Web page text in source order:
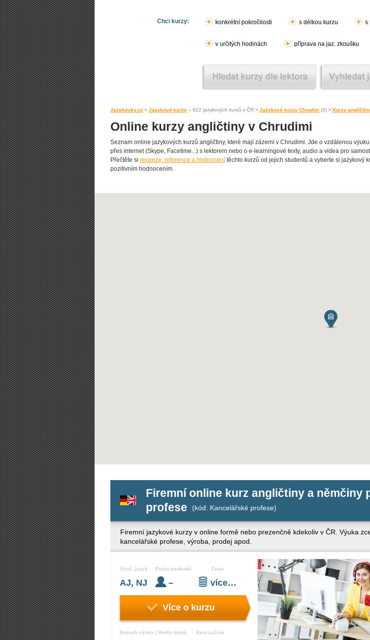
Chci kurzy: konkrétní pokročilosti s délkou kurzu s
v určitých hodinách příprava na jaz. zkoušku
Jazykovky.cz > Jazykové kurzy – 622 jazykových kurzů v ČR > Jazykové kurzy Chrudim (3) > Kurzy
Online kurzy angličtiny v Chrudimi
Seznam online jazykových kurzů angličtiny, které mají zázemí v Chrudimi. Jde o vzdálenou
přes internet (Skype, Facetime...) s lektorem nebo o e-learningové texty, audio a videa pro
Přečtěte si recenze, reference a hodnocení těchto kurzů od jejich studentů a vyberte si jazykový
pozitivním hodnocením.
Firemní online kurz angličtiny a němčiny
profese
(kód: Kancelářské profese)
Firemní jazykové kurzy v online formě nebo prezenčně kdekoliv v ČR. Výuka
kancelářské profese, výroba, prodej apod.
Vyuč. jazyk
AJ, NJ
Počet studentů
–
Cena
více…
Více o kurzu
Rozsah výuky | Hodin týdně Kurz začíná